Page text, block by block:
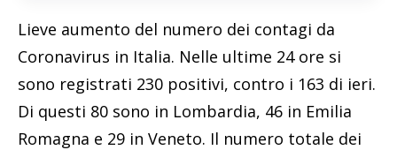
Lieve aumento del numero dei contagi da
Coronavirus in Italia. Nelle ultime 24 ore si
sono registrati 230 positivi, contro i 163 di ieri.
Di questi 80 sono in Lombardia, 46 in Emilia
Romagna e 29 in Veneto. Il numero totale dei